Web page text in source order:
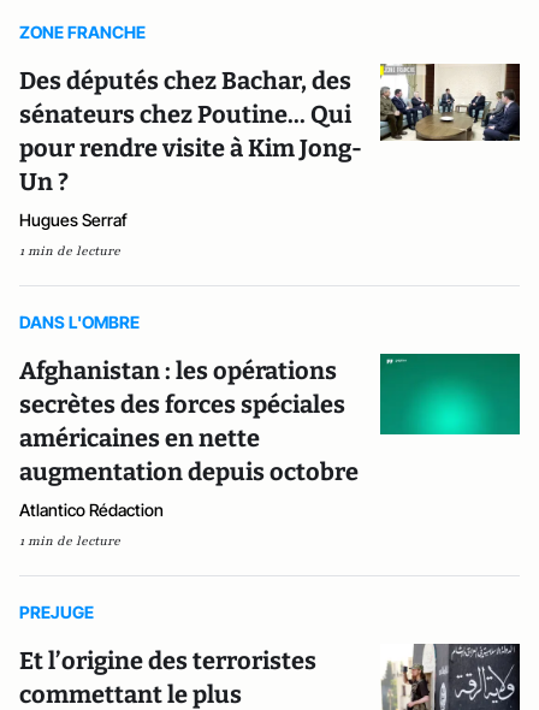
ZONE FRANCHE
Des députés chez Bachar, des
sénateurs chez Poutine... Qui
pour rendre visite à Kim Jong-
Un ?
Hugues Serraf
1 min de lecture
DANS L'OMBRE
Afghanistan : les opérations
secrètes des forces spéciales
américaines en nette
augmentation depuis octobre
Atlantico Rédaction
1 min de lecture
PREJUGE
Et l’origine des terroristes
commettant le plus